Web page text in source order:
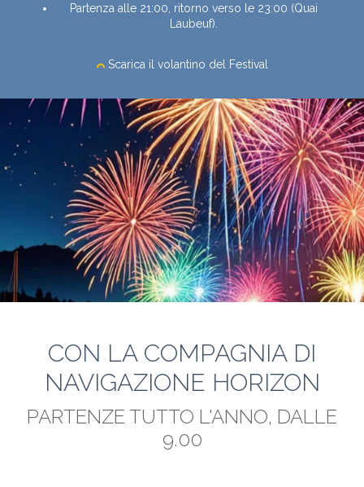
Partenza alle 21:00, ritorno verso le 23:00 (Quai
Laubeuf).
Scarica il volantino del Festival
CON LA COMPAGNIA DI
NAVIGAZIONE HORIZON
PARTENZE TUTTO L'ANNO, DALLE
9.00